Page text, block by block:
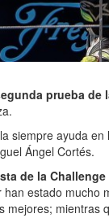
prueba de
siempre ayuda
Ángel Cortés.
de la
estado